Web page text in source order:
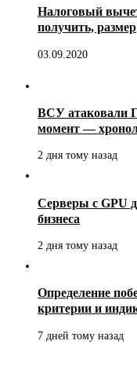
Налоговый
получить, размер
03.09.2020
ВСУ атаковали
момент —
2 дня тому назад
Серверы с GPU
бизнеса
2 дня тому назад
Определение
критерии и
7 дней тому назад